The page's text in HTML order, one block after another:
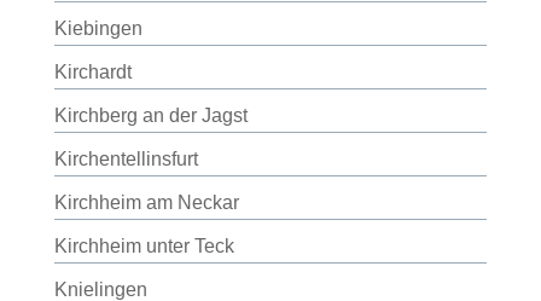
Kiebingen
Kirchardt
Kirchberg an der Jagst
Kirchentellinsfurt
Kirchheim am Neckar
Kirchheim unter Teck
Knielingen